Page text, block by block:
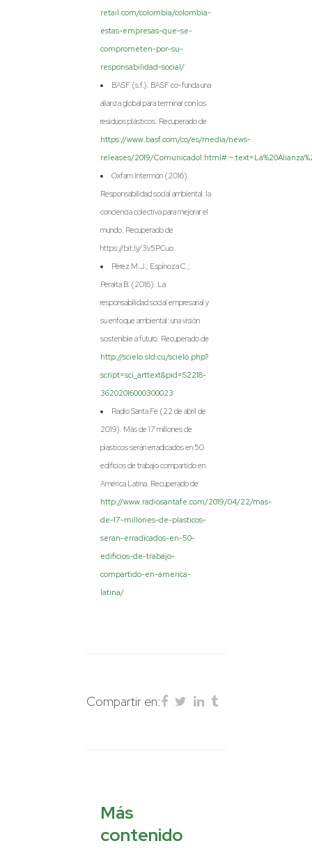
retail.com/colombia/colombia-
estas-empresas-que-se-
comprometen-por-su-
responsabilidad-social/
BASF (s.f.). BASF co-funda una
alianza global para terminar con los
residuos plásticos. Recuperado de
https://www.basf.com/co/es/media/news-
releases/2019/
Oxfam Intermón (2016).
Responsabilidad social ambiental: la
conciencia colectiva para mejorar el
mundo. Recuperado de
https://bit.ly/3v5PCuo
Pérez M.J.; Espinoza C.;
Peralta B. (2016). La
responsabilidad social empresarial y
su enfoque ambiental: una visión
sostenible a futuro. Recuperado de
http://scielo.sld.cu/scielo.php?
script=sci_arttext&pid=S2218-
36202016000300023
Radio Santa Fe (22 de abril de
2019). Más de 17 millones de
plásticos serán erradicados en 50
edificios de trabajo compartido en
América Latina. Recuperado de
http://www.radiosantafe.com/2019/04/22/mas-
de-17-millones-de-plasticos-
seran-erradicados-en-50-
edificios-de-trabajo-
compartido-en-america-
latina/
Compartir en:
Más
contenido